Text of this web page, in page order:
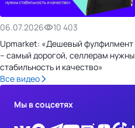
06.07.2026
10 403
Upmarket: «Дешевый фулфилмент
– самый дорогой, селлерам нужны
стабильность и качество»
Все видео
Мы в соцсетях